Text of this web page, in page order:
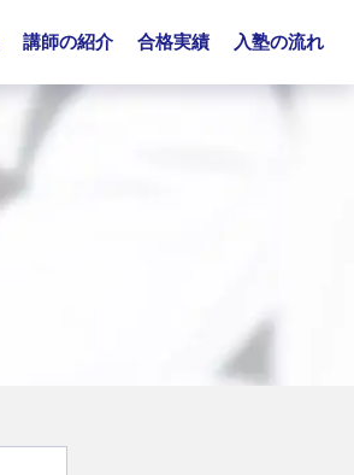
講師の紹介 合格実績 入塾の流れ